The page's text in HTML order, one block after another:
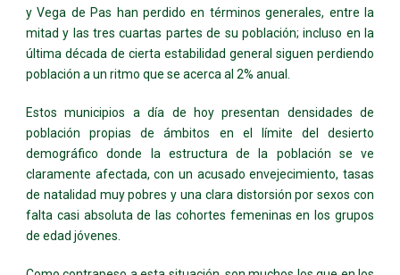
y Vega de Pas han perdido en términos generales, entre la
mitad y las tres cuartas partes de su población; incluso en la
última década de cierta estabilidad general siguen perdiendo
población a un ritmo que se acerca al 2% anual.
Estos municipios a día de hoy presentan densidades de
población propias de ámbitos en el límite del desierto
demográfico donde la estructura de la población se ve
claramente afectada, con un acusado envejecimiento, tasas
de natalidad muy pobres y una clara distorsión por sexos con
falta casi absoluta de las cohortes femeninas en los grupos
de edad jóvenes.